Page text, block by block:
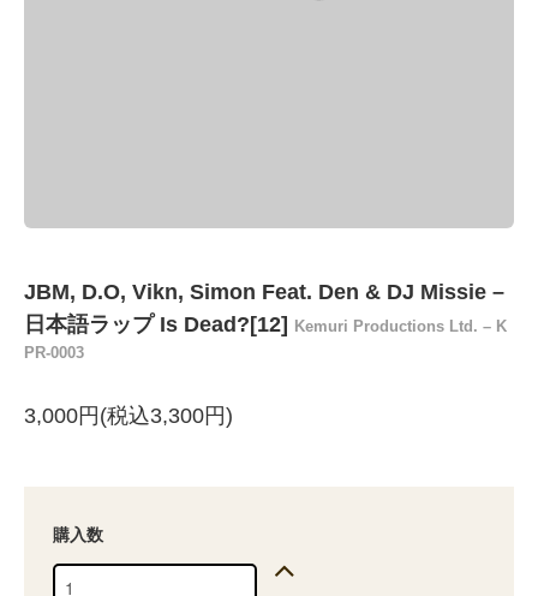
JBM, D.O, Vikn, Simon Feat. Den & DJ Missie –
日本語ラップ Is Dead?[12]
Kemuri Productions Ltd. – K
PR-0003
3,000円(税込3,300円)
購入数